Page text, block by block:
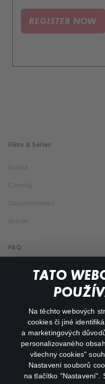
TATO
Na těchto webových
cookies či jiné
a marketingových
personalizovaného
všechny cookies"
Nastavení souborů
na tlačítko "Nastavení".
rodiny, od Lidijina
REGISTER NOW
Films & Series
Drama
Comedy
Documentaries
Action
FAQ
My profile
facebook